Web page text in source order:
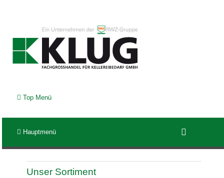
Top Menü
Hauptmenü
Unser Sortiment